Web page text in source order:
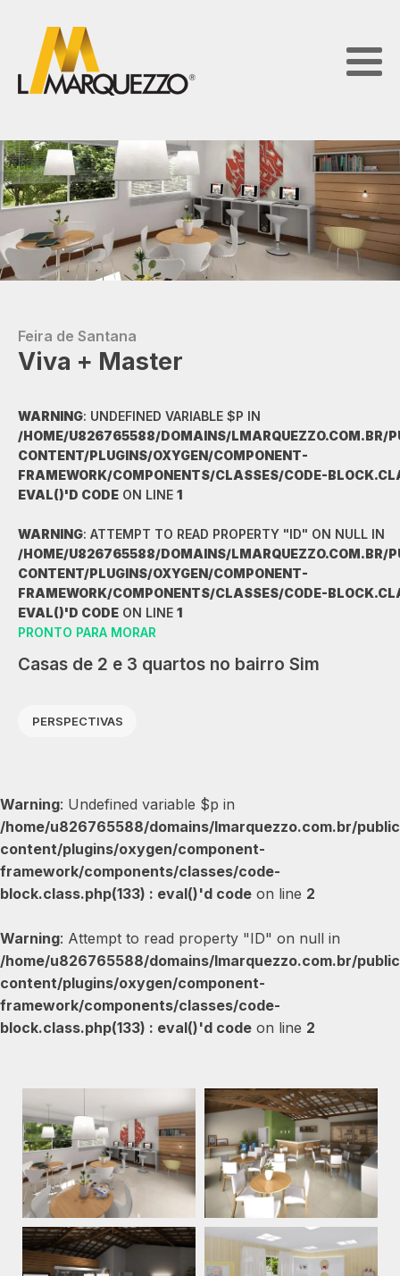
Feira de Santana
Viva + Master
WARNING: UNDEFINED VARIABLE $P IN
/HOME/U826765588/DOMAINS/LMARQUEZZO.COM.BR/
CONTENT/PLUGINS/OXYGEN/COMPONENT-
FRAMEWORK/COMPONENTS/CLASSES/CODE-
EVAL()'D CODE ON LINE 1
WARNING: ATTEMPT TO READ PROPERTY "ID" ON NULL IN
/HOME/U826765588/DOMAINS/LMARQUEZZO.COM.BR/
CONTENT/PLUGINS/OXYGEN/COMPONENT-
FRAMEWORK/COMPONENTS/CLASSES/CODE-
EVAL()'D CODE ON LINE 1
PRONTO PARA MORAR
Casas de 2 e 3 quartos no bairro Sim
PERSPECTIVAS
Warning: Undefined variable $p in
/home/u826765588/domains/lmarquezzo.com.br/
content/plugins/oxygen/component-
framework/components/classes/code-
block.class.php(133) : eval()'d code on line 2
Warning: Attempt to read property "ID" on null in
/home/u826765588/domains/lmarquezzo.com.br/
content/plugins/oxygen/component-
framework/components/classes/code-
block.class.php(133) : eval()'d code on line 2